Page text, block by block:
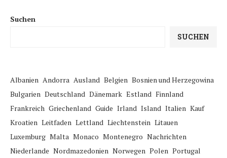
Suchen
SUCHEN
Albanien Andorra Ausland Belgien Bosnien und Herzegowina
Bulgarien Deutschland Dänemark Estland Finnland
Frankreich Griechenland Guide Irland Island Italien Kauf
Kroatien Leitfaden Lettland Liechtenstein Litauen
Luxemburg Malta Monaco Montenegro Nachrichten
Niederlande Nordmazedonien Norwegen Polen Portugal